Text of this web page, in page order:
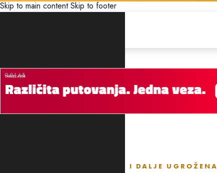
Skip to main content Skip to footer
SLOBODA SLOBODA MEDIJA I DALJE UGROŽENA